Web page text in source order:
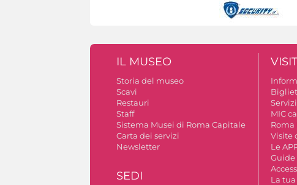
IL MUSEO
Storia del museo
Scavi
Restauri
Staff
Sistema Musei di Roma Capitale
Carta dei servizi
Newsletter
SEDI
MIC
Roma
Visite
Le
Guide
La